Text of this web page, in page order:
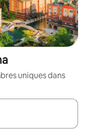
uniques dans
les flèches vers le